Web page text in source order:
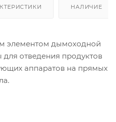
НАЛИЧИЕ
элементом дымоходной
отведения продуктов
аппаратов на прямых